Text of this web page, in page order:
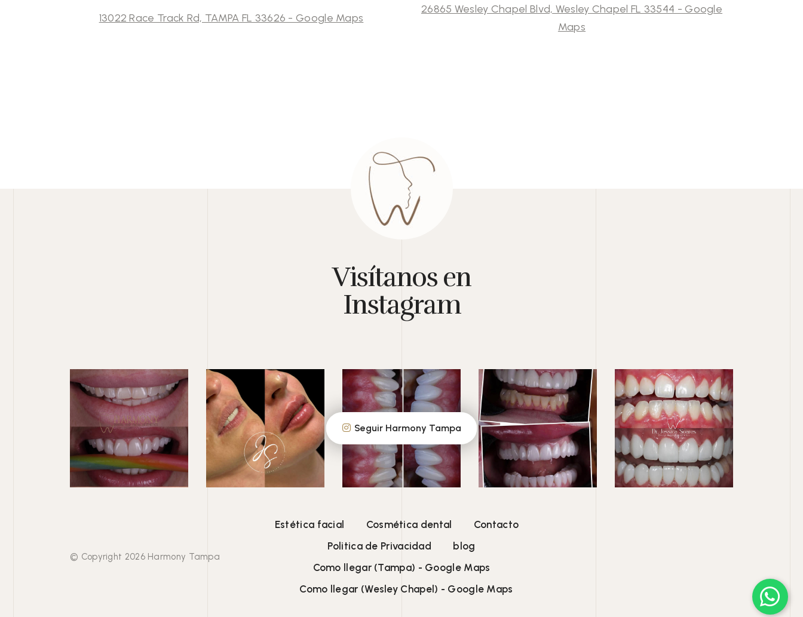
13022 Race Track Rd, TAMPA FL 33626 - Google Maps
26865 Wesley Chapel Blvd, Wesley Chapel FL 33544 - Google
Maps
Visítanos en
Instagram
Seguir Harmony Tampa
© Copyright 2026 Harmony Tampa
Estética facial Cosmética dental
Contacto
Politica de Privacidad
blog
Como llegar (Tampa) - Google Maps
Como llegar (Wesley Chapel) - Google Maps